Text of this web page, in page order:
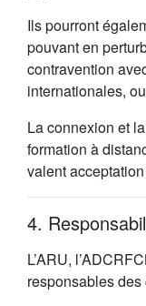
Ils pourront
pouvant en
contravention
internationales,
La connexion et
formation à
valent
4.
L’ARU,
responsables